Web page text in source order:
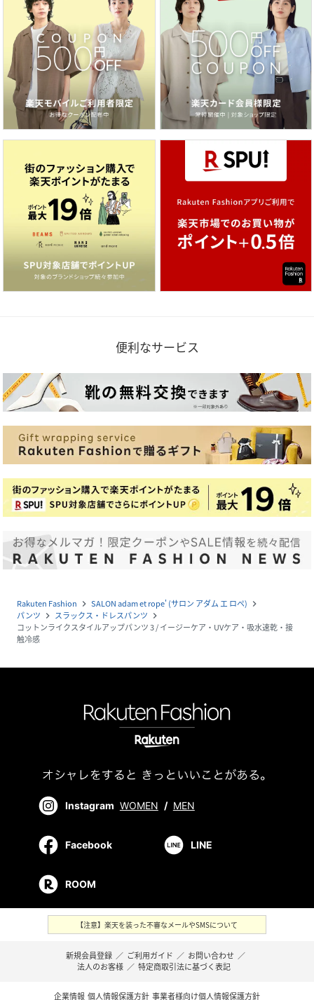
便利なサービス
Rakuten Fashion navigate_next SALON adam et rope' (サロン アダム エ ロペ) navigate_next
パンツ navigate_next スラックス・ドレスパンツ navigate_next
コットンライクスタイルアップパンツ 3 / イージーケア・UVケア・吸水速乾・接
触冷感
Instagram WOMEN / MEN
Facebook LINE
ROOM
【注意】楽天を装った不審なメールやSMSについて
新規会員登録 ／ ご利用ガイド ／ お問い合わせ ／
法人のお客様 ／ 特定商取引法に基づく表記
企業情報 個人情報保護方針 事業者様向け個人情報保護方針